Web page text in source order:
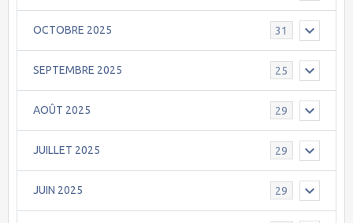
OCTOBRE 2025 31
SEPTEMBRE 2025 25
AOÛT 2025 29
JUILLET 2025 29
JUIN 2025 29